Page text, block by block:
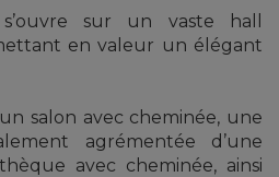
sur un vaste hall
en valeur un élégant
salon avec cheminée, une
agrémentée d’une
avec cheminée, ainsi